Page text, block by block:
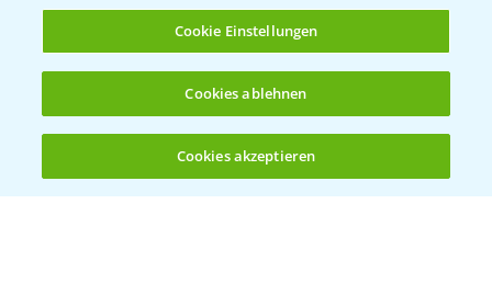
(noch 4)
Allgemeine Nutzungsbedingungen
Datenschutzerklärung
Cookie Einstellungen
Cookies ablehnen
Cookies akzeptieren